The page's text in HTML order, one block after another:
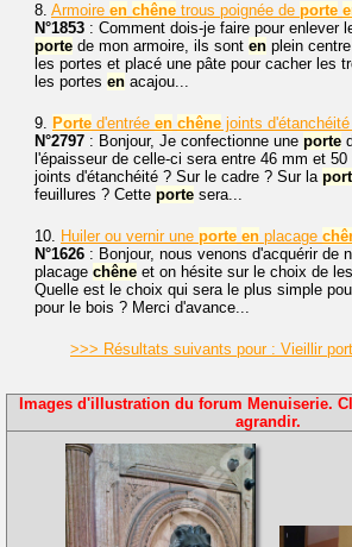
8. Armoire en chêne trous poignée de porte
N°1853 : Comment dois-je faire pour enlever
porte de mon armoire, ils sont en plein
les portes et placé une pâte pour cacher les
les portes en acajou...
9. Porte d'entrée en chêne joints
N°2797 : Bonjour, Je confectionne une porte
l'épaisseur de celle-ci sera entre 46 mm et
joints d'étanchéité ? Sur le cadre ? Sur la
feuillures ? Cette porte sera...
10. Huiler ou vernir une porte en placage
N°1626 : Bonjour, nous venons d'acquérir de
placage chêne et on hésite sur le choix de
Quelle est le choix qui sera le plus simple
pour le bois ? Merci d'avance...
>>> Résultats suivants pour : Vieillir
Images d'illustration du forum Menuiserie.
agrandir.